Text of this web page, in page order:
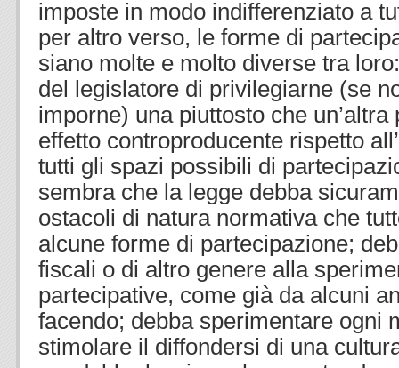
imposte in modo indifferenziato a
per altro verso, le forme di
siano molte e molto diverse tra
del legislatore di privilegiarne (se
imporne) una piuttosto che
effetto controproducente rispetto
tutti gli spazi possibili di
sembra che la legge debba
ostacoli di natura normativa che
alcune forme di partecipazione;
fiscali o di altro genere alla
partecipative, come già da alcuni
facendo; debba sperimentare ogni
stimolare il diffondersi di una